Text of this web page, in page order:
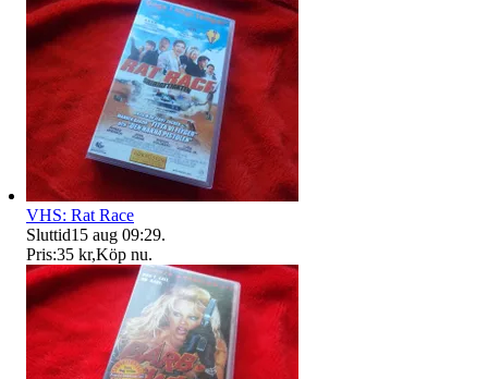
VHS: Rat Race
Sluttid15 aug 09:29.
Pris:35 kr,Köp nu.